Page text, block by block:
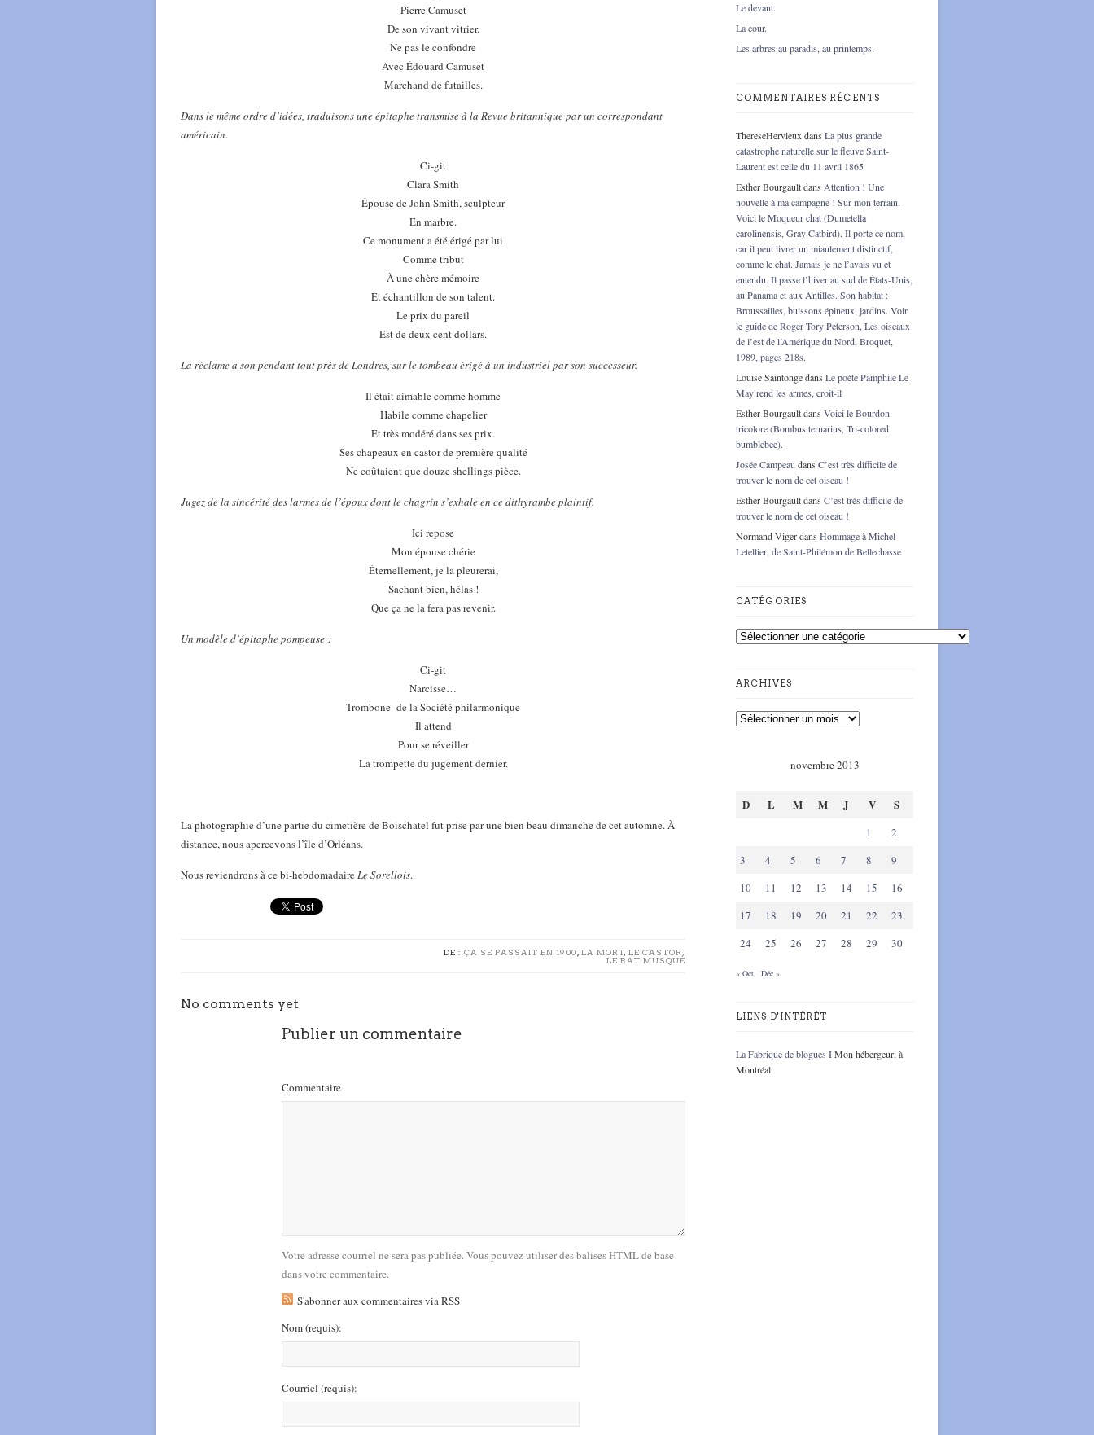
Pierre Camuset
De son vivant vitrier.
Ne pas le confondre
Avec Édouard Camuset
Marchand de futailles.
Dans le même ordre d’idées, traduisons une épitaphe transmise à la Revue britannique par un correspondant
américain.
Ci-git
Clara Smith
Épouse de John Smith, sculpteur
En marbre.
Ce monument a été érigé par lui
Comme tribut
À une chère mémoire
Et échantillon de son talent.
Le prix du pareil
Est de deux cent dollars.
La réclame a son pendant tout près de Londres, sur le tombeau érigé à un industriel par son successeur.
Il était aimable comme homme
Habile comme chapelier
Et très modéré dans ses prix.
Ses chapeaux en castor de première qualité
Ne coûtaient que douze shellings pièce.
Jugez de la sincérité des larmes de l’époux dont le chagrin s’exhale en ce dithyrambe plaintif.
Ici repose
Mon épouse chérie
Éternellement, je la pleurerai,
Sachant bien, hélas !
Que ça ne la fera pas revenir.
Un modèle d’épitaphe pompeuse :
Ci-git
Narcisse…
Trombone de la Société philarmonique
Il attend
Pour se réveiller
La trompette du jugement dernier.
La photographie d’une partie du cimetière de Boischatel fut prise par une bien beau dimanche de cet automne. À
distance, nous apercevons l’île d’Orléans.
Nous reviendrons à ce bi-hebdomadaireLe Sorellois.
DE : ÇA SE PASSAIT EN 1900, LA MORT, LE CASTOR,
LE RAT MUSQUÉ
No comments yet
Publier un commentaire
Commentaire
Votre adresse courriel ne sera pas publiée. Vous pouvez utiliser des balises HTML de base
dans votre commentaire.
S'abonner aux commentaires via RSS
Nom(requis):
Courriel (requis):
Le devant.
La cour.
Les arbres au paradis, au printemps.
COMMENTAIRES RÉCENTS
ThereseHervieux dans La plus grande
catastrophe naturelle sur le fleuve Saint-
Laurent est celle du 11 avril 1865
Esther Bourgaultdans Attention ! Une
nouvelle à ma campagne ! Sur mon terrain.
Voici le Moqueur chat (Dumetella
carolinensis, Gray Catbird). Il porte ce nom,
car il peut livrer un miaulement distinctif,
comme le chat. Jamais je ne l’avais vu et
entendu. Il passe l’hiver au sud de États-Unis,
au Panama et aux Antilles. Son habitat :
Broussailles, buissons épineux, jardins. Voir
le guide de Roger Tory Peterson, Les oiseaux
de l’est de l’Amérique du Nord, Broquet,
1989, pages 218s.
Louise Saintongedans Le poète Pamphile Le
May rend les armes, croit-il
Esther Bourgaultdans Voici le Bourdon
tricolore (Bombus ternarius, Tri-colored
bumblebee).
Josée Campeau dans C’est très difficile de
trouver le nom de cet oiseau !
Esther Bourgaultdans C’est très difficile de
trouver le nom de cet oiseau !
Normand Vigerdans Hommage à Michel
Letellier, de Saint-Philémon de Bellechasse
CATÉGORIES
ARCHIVES
novembre 2013
D L M M J V S
1
2
3
4 5 6 7 8
9
10
11 12 13 14 15
16
17
18 19 20 21 22
23
24
25 26 27 28 29 30
« Oct Déc »
LIENS D'INTÉRÊT
La Fabrique de blogues IMon hébergeur, à
Montréal